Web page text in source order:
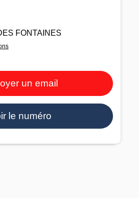
FONTAINES
un email
le numéro